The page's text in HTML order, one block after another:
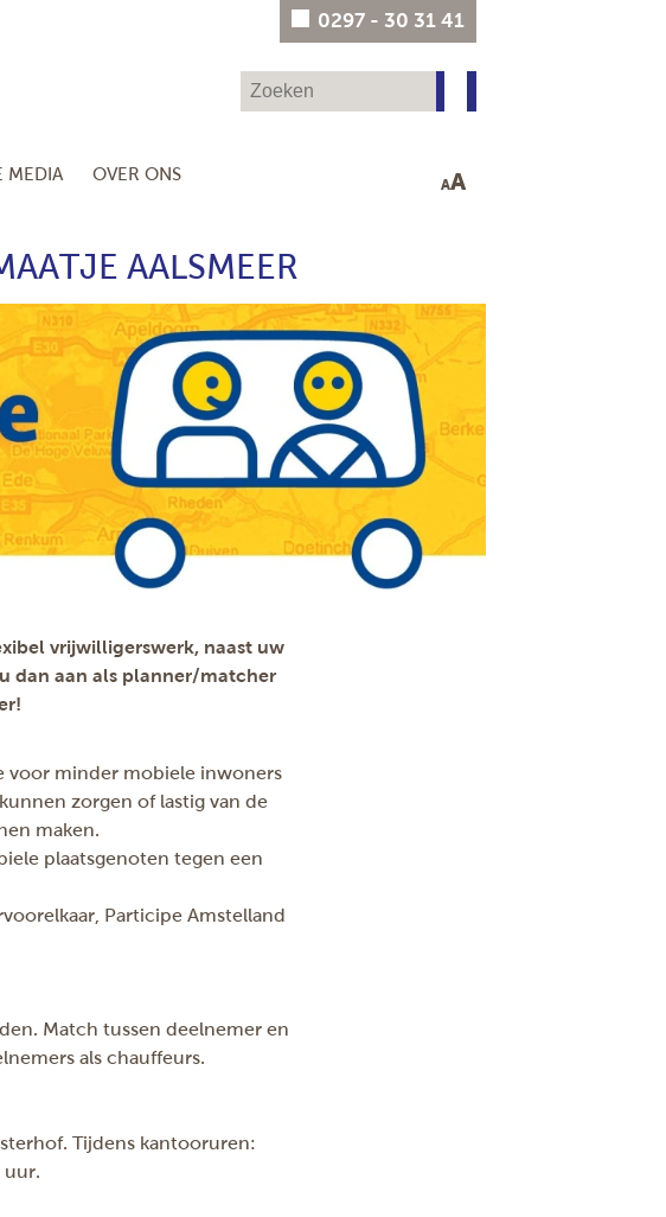
0297 - 30 31 41
MEDIA OVER ONS
AA
AALSMEER
vrijwilligerswerk, naast uw
dan aan als planner/matcher
!
voor minder mobiele inwoners
zorgen of lastig van de
maken.
plaatsgenoten tegen een
Participe Amstelland
Match tussen deelnemer en
als chauffeurs.
Tijdens kantooruren:
uur.